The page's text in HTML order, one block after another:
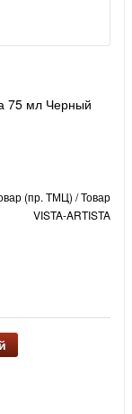
75 мл Черный
(пр. ТМЦ) / Товар
VISTA-ARTISTA